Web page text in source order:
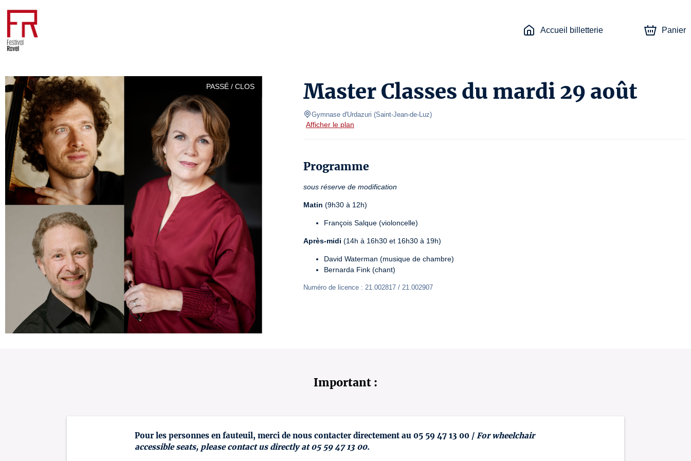
Accueil billetterie Panier
PASSÉ / CLOS Master Classes du mardi 29 août
Gymnase d'Urdazuri (Saint-Jean-de-Luz)
Afficher le plan
Programme
sous réserve de modification
Matin (9h30 à 12h)
François Salque (violoncelle)
Après-midi (14h à 16h30 et 16h30 à 19h)
David Waterman (musique de chambre)
Bernarda Fink (chant)
Numéro de licence : 21.002817 / 21.002907
Important :
Pour les personnes en fauteuil, merci de nous contacter directement au 05 59 47 13 00 / For wheelchair
accessible seats, please contact us directly at 05 59 47 13 00.